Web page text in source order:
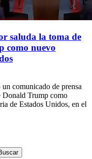
saluda la toma de
como nuevo
comunicado de prensa
Donald Trump como
de Estados Unidos, en el